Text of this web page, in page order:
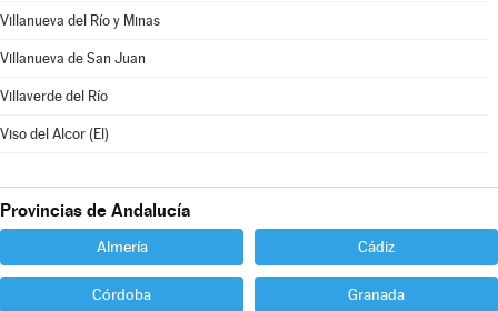
Villanueva del Río y Minas
Villanueva de San Juan
Villaverde del Río
Viso del Alcor (El)
Provincias de Andalucía
Almería Cádiz
Córdoba Granada